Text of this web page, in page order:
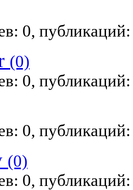
0,
(0)
0,
0,
(0)
0,